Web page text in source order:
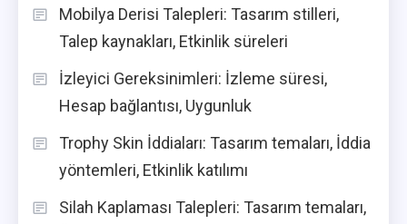
Mobilya Derisi Talepleri: Tasarım stilleri,
Talep kaynakları, Etkinlik süreleri
İzleyici Gereksinimleri: İzleme süresi,
Hesap bağlantısı, Uygunluk
Trophy Skin İddiaları: Tasarım temaları, İddia
yöntemleri, Etkinlik katılımı
Silah Kaplaması Talepleri: Tasarım temaları,